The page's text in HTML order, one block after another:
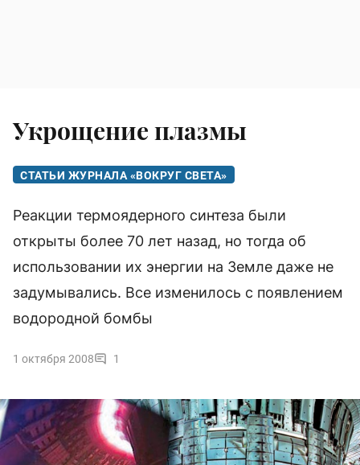
Укрощение плазмы
СТАТЬИ ЖУРНАЛА «ВОКРУГ СВЕТА»
Реакции термоядерного синтеза были
открыты более 70 лет назад, но тогда об
использовании их энергии на Земле даже не
задумывались. Все изменилось с появлением
водородной бомбы
1 октября 2008 1